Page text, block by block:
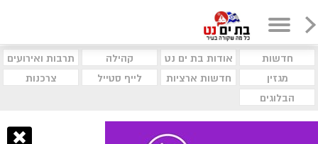
חדשות אודות בת ים נט קהילה
תרבות ואירועים
מגזין
חדשות ארציות לייף סטייל
צרכנות
הבלוגים